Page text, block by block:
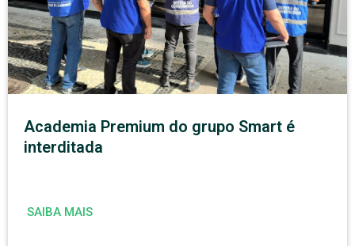
Academia Premium do grupo Smart é
interditada
SAIBA MAIS